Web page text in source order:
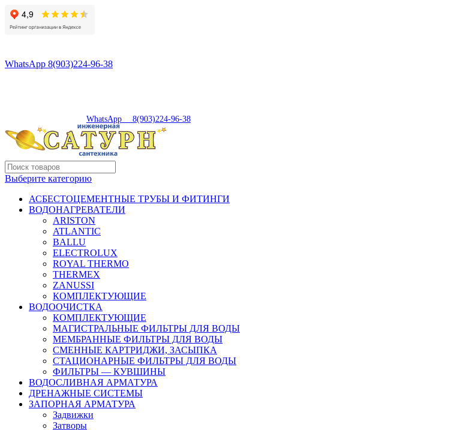
WhatsApp 8(903)224-96-38
WhatsApp 8(903)224-96-38
Выберите категорию
АСБЕСТОЦЕМЕНТНЫЕ ТРУБЫ И ФИТИНГИ
ВОДОНАГРЕВАТЕЛИ
ARISTON
ATLANTIC
BALLU
ELECTROLUX
ROYAL THERMO
THERMEX
ZANUSSI
КОМПЛЕКТУЮЩИЕ
ВОДООЧИСТКА
КОМПЛЕКТУЮЩИЕ
МАГИСТРАЛЬНЫЕ ФИЛЬТРЫ ДЛЯ ВОДЫ
МЕМБРАННЫЕ ФИЛЬТРЫ ДЛЯ ВОДЫ
СМЕННЫЕ КАРТРИДЖИ, ЗАСЫПКА
СТАЦИОНАРНЫЕ ФИЛЬТРЫ ДЛЯ ВОДЫ
ФИЛЬТРЫ — КУВШИНЫ
ВОДОСЛИВНАЯ АРМАТУРА
ДРЕНАЖНЫЕ СИСТЕМЫ
ЗАПОРНАЯ АРМАТУРА
Задвижки
Затворы